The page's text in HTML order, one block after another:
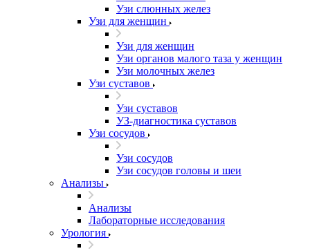
Узи слюнных желез
Узи для женщин
Узи для женщин
Узи органов малого таза у женщин
Узи молочных желез
Узи cуставов
Узи cуставов
УЗ-диагностика суставов
Узи сосудов
Узи сосудов
Узи сосудов головы и шеи
Анализы
Анализы
Лабораторные исследования
Урология